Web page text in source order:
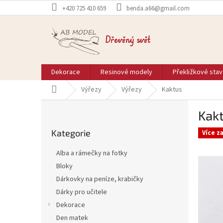
na
+420 725 410 659 benda.a66@gmail.com
Dřevěný svět
Dekorace Resinové modely Překližkové
Domů Výřezy Výřezy Kaktus
kategorie
Kategorie
Alba a rámečky na fotky
Bloky
Dárkovky na peníze, krabičky
Dárky pro učitele
Dekorace
Den matek
Více